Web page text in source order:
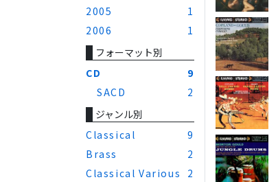
2005
1
2006
1
フォーマット別
CD
9
SACD
2
ジャンル別
Classical
9
Brass
2
Classical Various
2